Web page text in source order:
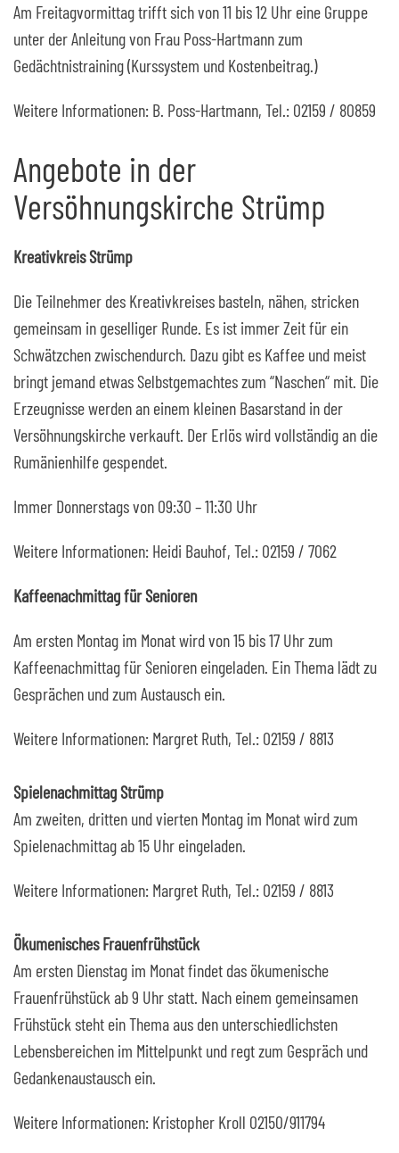
Am Freitagvormittag trifft sich von 11 bis 12 Uhr eine Gruppe
unter der Anleitung von Frau Poss-Hartmann zum
Gedächtnistraining (Kurssystem und Kostenbeitrag.)
Weitere Informationen: B. Poss-Hartmann, Tel.: 02159 / 80859
Angebote in der
Versöhnungskirche Strümp
Kreativkreis Strümp
Die Teilnehmer des Kreativkreises basteln, nähen, stricken
gemeinsam in geselliger Runde. Es ist immer Zeit für ein
Schwätzchen zwischendurch. Dazu gibt es Kaffee und meist
bringt jemand etwas Selbstgemachtes zum “Naschen“ mit. Die
Erzeugnisse werden an einem kleinen Basarstand in der
Versöhnungskirche verkauft. Der Erlös wird vollständig an die
Rumänienhilfe gespendet.
Immer Donnerstags von 09:30 – 11:30 Uhr
Weitere Informationen: Heidi Bauhof, Tel.: 02159 / 7062
Kaffeenachmittag für Senioren
Am ersten Montag im Monat wird von 15 bis 17 Uhr zum
Kaffeenachmittag für Senioren eingeladen. Ein Thema lädt zu
Gesprächen und zum Austausch ein.
Weitere Informationen: Margret Ruth, Tel.: 02159 / 8813
Spielenachmittag Strümp
Am zweiten, dritten und vierten Montag im Monat wird zum
Spielenachmittag ab 15 Uhr eingeladen.
Weitere Informationen: Margret Ruth, Tel.: 02159 / 8813
Ökumenisches Frauenfrühstück
Am ersten Dienstag im Monat findet das ökumenische
Frauenfrühstück ab 9 Uhr statt. Nach einem gemeinsamen
Frühstück steht ein Thema aus den unterschiedlichsten
Lebensbereichen im Mittelpunkt und regt zum Gespräch und
Gedankenaustausch ein.
Weitere Informationen: Kristopher Kroll 02150/911794